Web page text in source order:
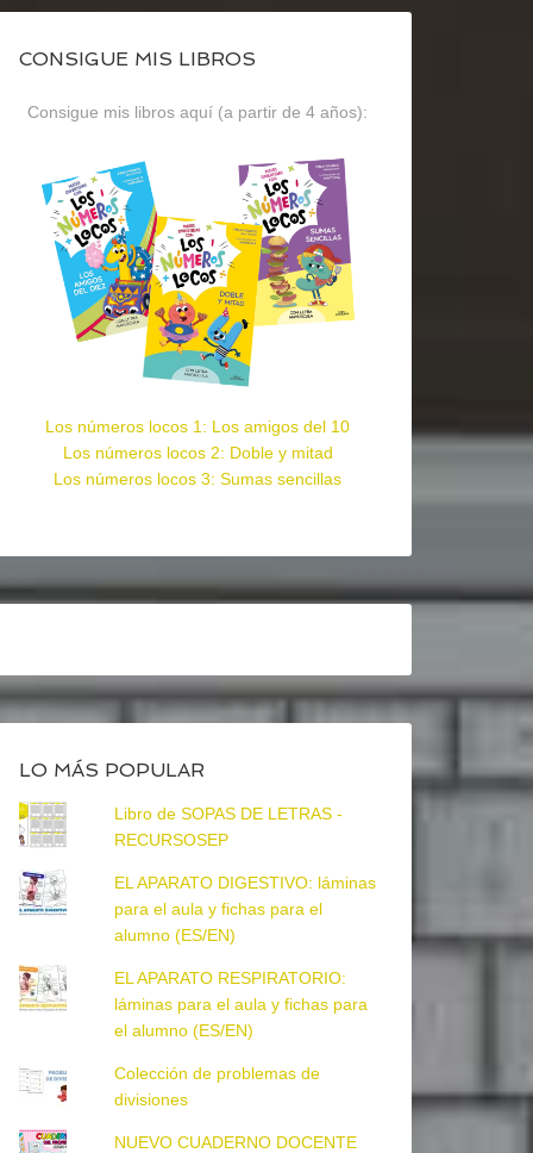
CONSIGUE MIS LIBROS
Consigue mis libros aquí (a partir de 4 años):
Los números locos 1: Los amigos del 10
Los números locos 2: Doble y mitad
Los números locos 3: Sumas sencillas
LO MÁS POPULAR
Libro de SOPAS DE LETRAS -
RECURSOSEP
EL APARATO DIGESTIVO: láminas
para el aula y fichas para el
alumno (ES/EN)
EL APARATO RESPIRATORIO:
láminas para el aula y fichas para
el alumno (ES/EN)
Colección de problemas de
divisiones
NUEVO CUADERNO DOCENTE